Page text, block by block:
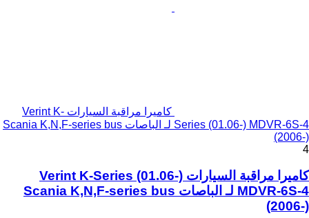
كاميرا مراقبة السيارات Verint K-
Series (01.06-) MDVR-6S-4 لـ الباصات Scania K,N,F-series bus
(2006-)
4
كاميرا مراقبة السيارات Verint K-Series (01.06-)
MDVR-6S-4 لـ الباصات Scania K,N,F-series bus
(2006-)